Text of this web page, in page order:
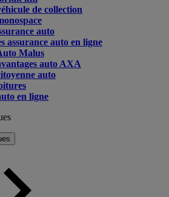
de collection
auto
assurance auto en ligne
Malus
auto AXA
auto
en ligne